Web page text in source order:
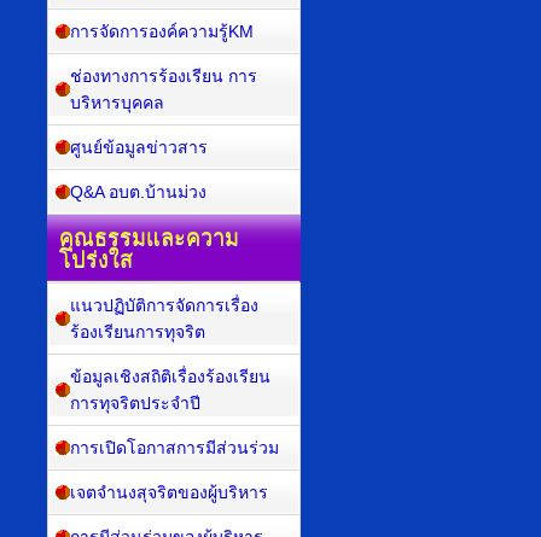
การจัดการองค์ความรู้KM
ช่องทางการร้องเรียน การ
บริหารบุคคล
ศูนย์ข้อมูลข่าวสาร
Q&A อบต.บ้านม่วง
คุณธรรมและความ
โปร่งใส
แนวปฏิบัติการจัดการเรื่อง
ร้องเรียนการทุจริต
ข้อมูลเชิงสถิติเรื่องร้องเรียน
การทุจริตประจำปี
การเปิดโอกาสการมีส่วนร่วม
เจตจำนงสุจริตของผู้บริหาร